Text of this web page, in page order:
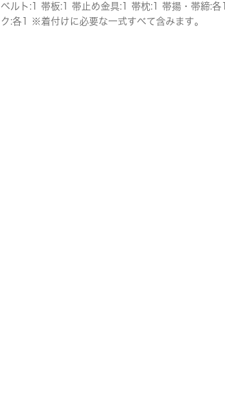
ベルト:1 帯板:1 帯止め金具:1 帯枕:1 帯揚・帯締:各
ク:各1 ※着付けに必要な一式すべて含みます。